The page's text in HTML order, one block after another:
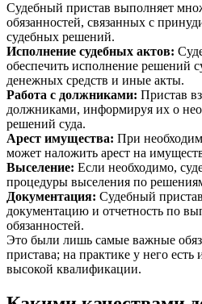
Судебный пристав выполняет
обязанностей, связанных с
судебных решений.
Исполнение судебных актов:
обеспечить исполнение решений
денежных средств и иные акты.
Работа с должниками: Пристав
должниками, информируя их о
решений суда.
Арест имущества: При
может наложить арест на
Выселение: Если необходимо,
процедуры выселения по
Документация: Судебный
документацию и отчетность по
обязанностей.
Это были лишь самые важные
пристава; на практике у него
высокой квалификации.